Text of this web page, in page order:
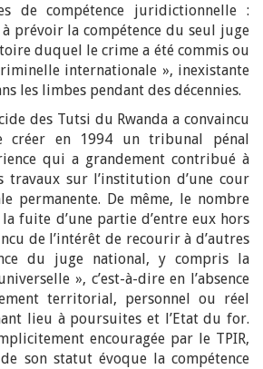
de compétence juridictionnelle :
à prévoir la compétence du seul juge
duquel le crime a été commis ou
internationale », inexistante
les limbes pendant des décennies.
des Tutsi du Rwanda a convaincu
créer en 1994 un tribunal pénal
qui a grandement contribué à
travaux sur l’institution d’une cour
permanente. De même, le nombre
fuite d’une partie d’entre eux hors
de l’intérêt de recourir à d’autres
du juge national, y compris la
», c’est-à-dire en l’absence
territorial, personnel ou réel
lieu à poursuites et l’Etat du for.
encouragée par le TPIR,
son statut évoque la compétence